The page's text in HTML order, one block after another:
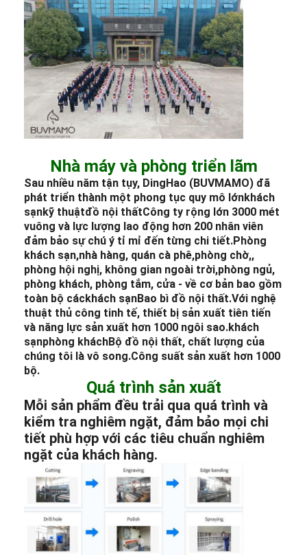
Nhà máy và phòng triển lãm
Sau nhiều năm tận tụy, DingHao (BUVMAMO) đã
phát triển thành một phong tục quy mô lớnkhách
sạnkỹ thuậtđồ nội thấtCông ty rộng lớn 3000 mét
vuông và lực lượng lao động hơn 200 nhân viên
đảm bảo sự chú ý tỉ mỉ đến từng chi tiết.Phòng
khách sạn,nhà hàng, quán cà phê,phòng chờ,,
phòng hội nghị, không gian ngoài trời,phòng ngủ,
phòng khách, phòng tắm, cửa - về cơ bản bao gồm
toàn bộ cáckhách sạnBao bì đồ nội thất.Với nghệ
thuật thủ công tinh tế, thiết bị sản xuất tiên tiến
và năng lực sản xuất hơn 1000 ngôi sao.khách
sạnphòng kháchBộ đồ nội thất, chất lượng của
chúng tôi là vô song.Công suất sản xuất hơn 1000
bộ.
Quá trình sản xuất
Mỗi sản phẩm đều trải qua quá trình và
kiểm tra nghiêm ngặt, đảm bảo mọi chi
tiết phù hợp với các tiêu chuẩn nghiêm
ngặt của khách hàng.